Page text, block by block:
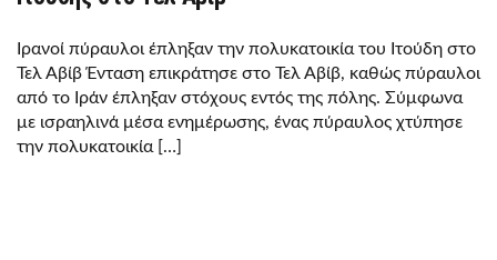
Ιρανοί πύραυλοι έπληξαν την πολυκατοικία του Ιτούδη στο
Τελ Αβίβ Ένταση επικράτησε στο Τελ Αβίβ, καθώς πύραυλοι
από το Ιράν έπληξαν στόχους εντός της πόλης. Σύμφωνα
με ισραηλινά μέσα ενημέρωσης, ένας πύραυλος χτύπησε
την πολυκατοικία […]